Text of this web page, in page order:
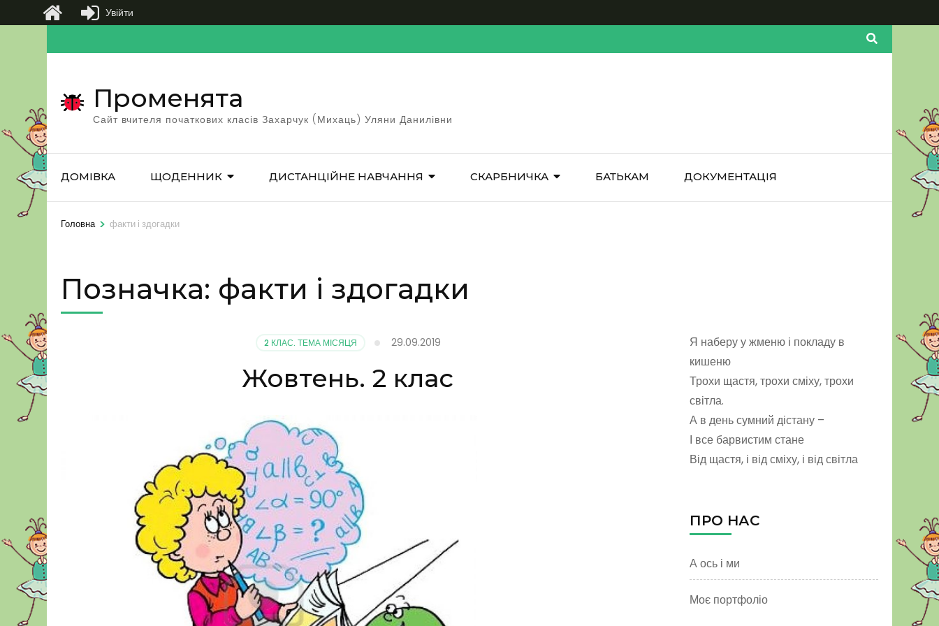
до
(натисніть
Enter)
Променята
Сайт вчителя початкових класів Захарчук (Михаць) Уляни Данилівни
ДОМІВКА ЩОДЕННИК ДИСТАНЦІЙНЕ НАВЧАННЯ СКАРБНИЧКА БАТЬКАМ ДОКУМЕНТАЦІЯ
Головна > факти і здогадки
Позначка: факти і здогадки
2 КЛАС. ТЕМА МІСЯЦЯ 29.09.2019
Жовтень. 2 клас
Я наберу у жменю і покладу в
кишеню
Трохи щастя, трохи сміху, трохи
світла.
А в день сумний дістану –
І все барвистим стане
Від щастя, і від сміху, і від світла
ПРО НАС
А ось і ми
Моє портфоліо
Увійти